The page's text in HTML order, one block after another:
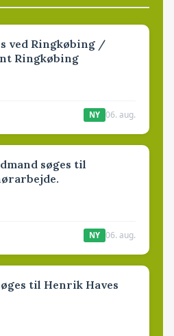
ved Ringkøbing /
Ringkøbing
NY 06. aug.
søges til
NY 06. aug.
til Henrik Haves